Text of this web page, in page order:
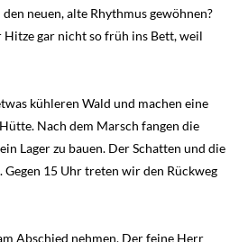
neuen, alte Rhythmus gewöhnen?
gar nicht so früh ins Bett, weil
kühleren Wald und machen eine
Nach dem Marsch fangen die
Lager zu bauen. Der Schatten und die
15 Uhr treten wir den Rückweg
Abschied nehmen. Der feine Herr